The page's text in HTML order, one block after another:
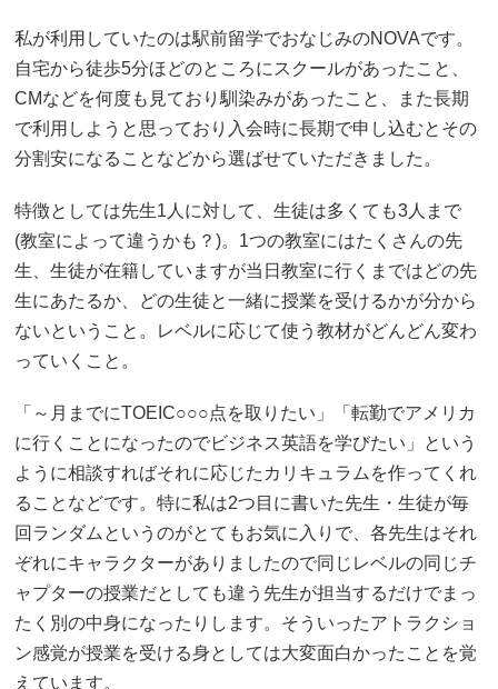
私が利用していたのは駅前留学でおなじみのNOVAです。
自宅から徒歩5分ほどのところにスクールがあったこと、
CMなどを何度も見ており馴染みがあったこと、また長期
で利用しようと思っており入会時に長期で申し込むとその
分割安になることなどから選ばせていただきました。
特徴としては先生1人に対して、生徒は多くても3人まで
(教室によって違うかも？)。1つの教室にはたくさんの先
生、生徒が在籍していますが当日教室に行くまではどの先
生にあたるか、どの生徒と一緒に授業を受けるかが分から
ないということ。レベルに応じて使う教材がどんどん変わ
っていくこと。
「～月までにTOEIC○○○点を取りたい」「転勤でアメリカ
に行くことになったのでビジネス英語を学びたい」という
ように相談すればそれに応じたカリキュラムを作ってくれ
ることなどです。特に私は2つ目に書いた先生・生徒が毎
回ランダムというのがとてもお気に入りで、各先生はそれ
ぞれにキャラクターがありましたので同じレベルの同じチ
ャプターの授業だとしても違う先生が担当するだけでまっ
たく別の中身になったりします。そういったアトラクショ
ン感覚が授業を受ける身としては大変面白かったことを覚
えています。